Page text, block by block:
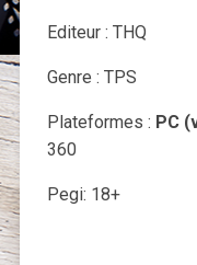
Editeur : THQ
Genre : TPS
Plateformes : PC
360
Pegi: 18+